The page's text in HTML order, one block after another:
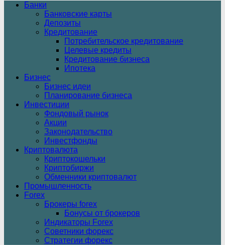
Банки
Банковские карты
Депозиты
Кредитование
Потребительское кредитование
Целевые кредиты
Кредитование бизнеса
Ипотека
Бизнес
Бизнес идеи
Планирование бизнеса
Инвестиции
Фондовый рынок
Акции
Законодательство
Инвестфонды
Криптовалюта
Криптокошельки
Криптобиржи
Обменники криптовалют
Промышленность
Forex
Брокеры forex
Бонусы от брокеров
Индикаторы Forex
Советники форекс
Стратегии форекс